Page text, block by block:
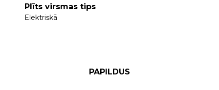
Plīts virsmas tips
Elektriskā
PAPILDUS